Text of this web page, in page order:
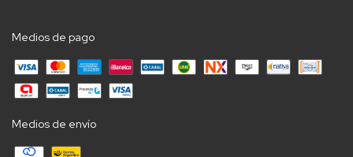
Medios de pago
Medios de envío